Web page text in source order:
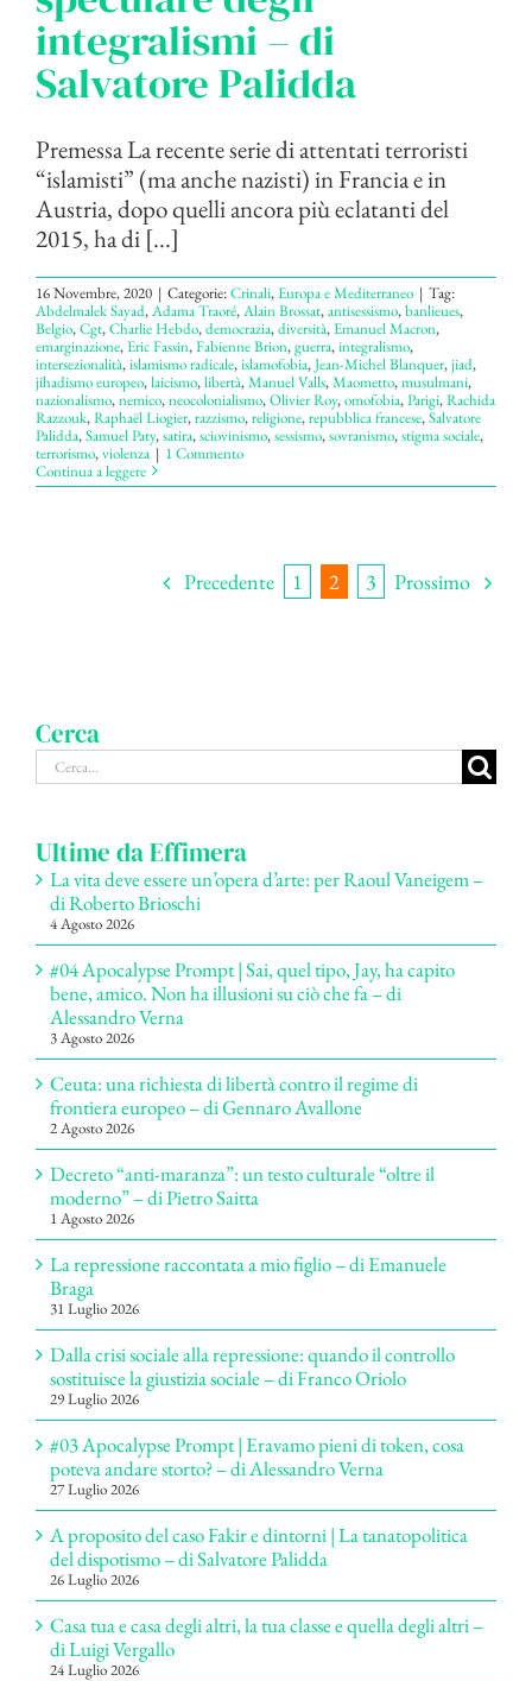
integralismi – di
Salvatore Palidda
Premessa La recente serie di attentati terroristi
“islamisti” (ma anche nazisti) in Francia e in
Austria, dopo quelli ancora più eclatanti del
2015, ha di [...]
16 Novembre, 2020 | Categorie:Crinali,Europa e Mediterraneo | Tag:
Abdelmalek Sayad,Adama Traoré,Alain Brossat,antisessismo,banlieues,
Belgio,Cgt,Charlie Hebdo,democrazia,diversità,Emanuel Macron,
emarginazione,Eric Fassin,Fabienne Brion,guerra,integralismo,
intersezionalità,islamismo radicale,islamofobia,Jean-Michel Blanquer,jiad,
jihadismo europeo,laicismo,libertà,Manuel Valls,Maometto,musulmani,
nazionalismo,nemico,neocolonialismo,Olivier Roy,omofobia,Parigi,Rachida
Razzouk,Raphaël Liogier,razzismo,religione,repubblica francese,Salvatore
Palidda,Samuel Paty,satira,sciovinismo,sessismo,sovranismo,stigma sociale,
terrorismo,violenza | 1 Commento
Continua a leggere
Precedente 1 2 3 Prossimo
Cerca
Cerca
per:
Ultime da Effimera
La vita deve essere un’opera d’arte: per Raoul Vaneigem –
di Roberto Brioschi
4 Agosto 2026
#04 Apocalypse Prompt | Sai, quel tipo, Jay, ha capito
bene, amico. Non ha illusioni su ciò che fa – di
Alessandro Verna
3 Agosto 2026
Ceuta: una richiesta di libertà contro il regime di
frontiera europeo – di Gennaro Avallone
2 Agosto 2026
Decreto “anti-maranza”: un testo culturale “oltre il
moderno” – di Pietro Saitta
1 Agosto 2026
La repressione raccontata a mio figlio – di Emanuele
Braga
31 Luglio 2026
Dalla crisi sociale alla repressione: quando il controllo
sostituisce la giustizia sociale – di Franco Oriolo
29 Luglio 2026
#03 Apocalypse Prompt | Eravamo pieni di token, cosa
poteva andare storto? – di Alessandro Verna
27 Luglio 2026
A proposito del caso Fakir e dintorni | La tanatopolitica
del dispotismo – di Salvatore Palidda
26 Luglio 2026
Casa tua e casa degli altri, la tua classe e quella degli altri –
di Luigi Vergallo
24 Luglio 2026